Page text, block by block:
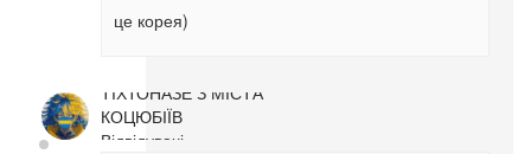
це корея)
ТІХТОНАЗЕ З МІСТА
КОЦЮБІЇВ
Відвідувачі